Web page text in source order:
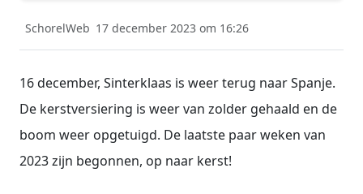
SchorelWeb 17 december 2023 om 16:26
16 december, Sinterklaas is weer terug naar Spanje.
De kerstversiering is weer van zolder gehaald en de
boom weer opgetuigd. De laatste paar weken van
2023 zijn begonnen, op naar kerst!